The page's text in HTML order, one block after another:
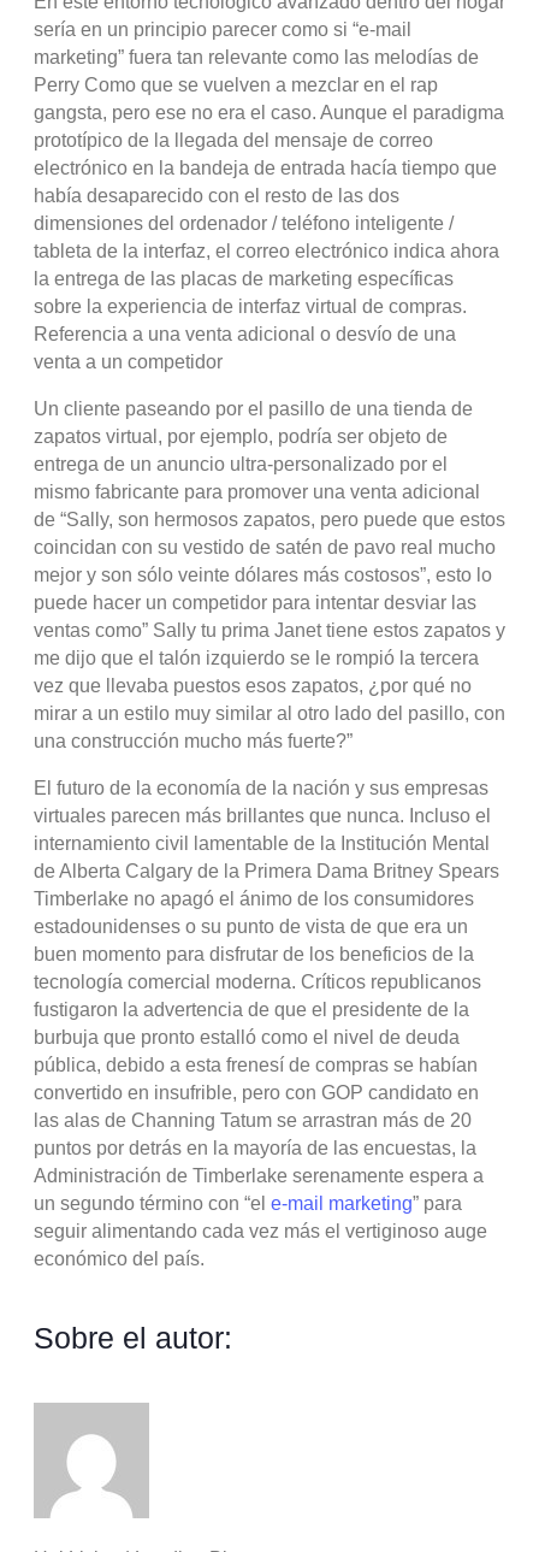
sería en un principio parecer como si “e-mail
marketing” fuera tan relevante como las melodías de
Perry Como que se vuelven a mezclar en el rap
gangsta, pero ese no era el caso. Aunque el paradigma
prototípico de la llegada del mensaje de correo
electrónico en la bandeja de entrada hacía tiempo que
había desaparecido con el resto de las dos
dimensiones del ordenador / teléfono inteligente /
tableta de la interfaz, el correo electrónico indica ahora
la entrega de las placas de marketing específicas
sobre la experiencia de interfaz virtual de compras.
Referencia a una venta adicional o desvío de una
venta a un competidor
Un cliente paseando por el pasillo de una tienda de
zapatos virtual, por ejemplo, podría ser objeto de
entrega de un anuncio ultra-personalizado por el
mismo fabricante para promover una venta adicional
de “Sally, son hermosos zapatos, pero puede que estos
coincidan con su vestido de satén de pavo real mucho
mejor y son sólo veinte dólares más costosos”, esto lo
puede hacer un competidor para intentar desviar las
ventas como” Sally tu prima Janet tiene estos zapatos y
me dijo que el talón izquierdo se le rompió la tercera
vez que llevaba puestos esos zapatos, ¿por qué no
mirar a un estilo muy similar al otro lado del pasillo, con
una construcción mucho más fuerte?”
El futuro de la economía de la nación y sus empresas
virtuales parecen más brillantes que nunca. Incluso el
internamiento civil lamentable de la Institución Mental
de Alberta Calgary de la Primera Dama Britney Spears
Timberlake no apagó el ánimo de los consumidores
estadounidenses o su punto de vista de que era un
buen momento para disfrutar de los beneficios de la
tecnología comercial moderna. Críticos republicanos
fustigaron la advertencia de que el presidente de la
burbuja que pronto estalló como el nivel de deuda
pública, debido a esta frenesí de compras se habían
convertido en insufrible, pero con GOP candidato en
las alas de Channing Tatum se arrastran más de 20
puntos por detrás en la mayoría de las encuestas, la
Administración de Timberlake serenamente espera a
un segundo término con “el e-mail marketing” para
seguir alimentando cada vez más el vertiginoso auge
económico del país.
Sobre el autor: